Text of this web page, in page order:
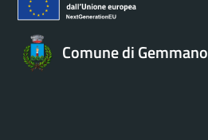
Comune di Gemmano